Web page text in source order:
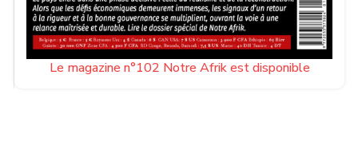
Le magazine n°102 Notre Afrik est disponible